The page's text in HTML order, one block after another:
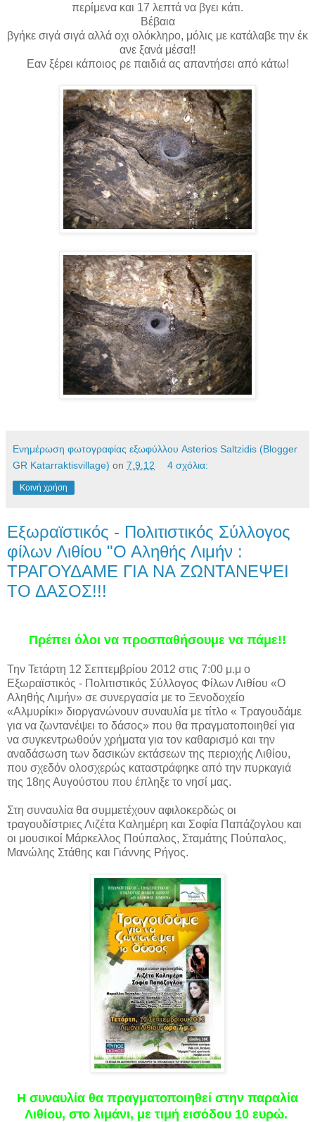
περίμενα και 17 λεπτά να βγει κάτι.
Βέβαια
βγήκε σιγά σιγά αλλά οχι ολόκληρο, μόλις με κατάλαβε την έκ
ανε ξανά μέσα!!
Εαν ξέρει κάποιος ρε παιδιά ας απαντήσει από κάτω!
Ενημέρωση φωτογραφίας εξωφύλλου Asterios Saltzidis (Blogger
GR Katarraktisvillage) on 7.9.12 4 σχόλια:
Κοινή χρήση
Εξωραϊστικός - Πολιτιστικός Σύλλογος
φίλων Λιθίου "Ο Αληθής Λιμήν :
ΤΡΑΓΟΥΔΑΜΕ ΓΙΑ ΝΑ ΖΩΝΤΑΝΕΨΕΙ
ΤΟ ΔΑΣΟΣ!!!
Πρέπει όλοι να προσπαθήσουμε να πάμε!!
Την Τετάρτη 12 Σεπτεμβρίου 2012 στις 7:00 μ.μ ο
Εξωραϊστικός - Πολιτιστικός Σύλλογος Φίλων Λιθίου «Ο
Αληθής Λιμήν» σε συνεργασία με το Ξενοδοχείο
«Αλμυρίκι» διοργανώνουν συναυλία με τίτλο « Τραγουδάμε
για να ζωντανέψει το δάσος» που θα πραγματοποιηθεί για
να συγκεντρωθούν χρήματα για τον καθαρισμό και την
αναδάσωση των δασικών εκτάσεων της περιοχής Λιθίου,
που σχεδόν ολοσχερώς καταστράφηκε από την πυρκαγιά
της 18ης Αυγούστου που έπληξε το νησί μας.
Στη συναυλία θα συμμετέχουν αφιλοκερδώς οι
τραγουδίστριες Λιζέτα Καλημέρη και Σοφία Παπάζογλου και
οι μουσικοί Μάρκελλος Πούπαλος, Σταμάτης Πούπαλος,
Μανώλης Στάθης και Γιάννης Ρήγος.
Η συναυλία θα πραγματοποιηθεί στην παραλία
Λιθίου, στο λιμάνι, με τιμή εισόδου 10 ευρώ.